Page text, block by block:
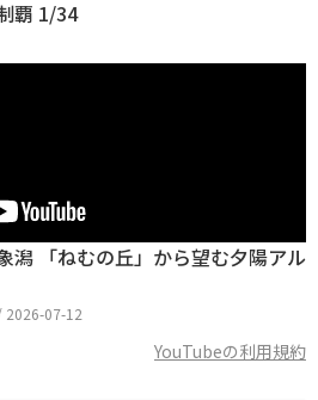
覇 1/34
潟 「ねむの丘」から望む夕陽アル
2026-07-12
YouTubeの利用規約